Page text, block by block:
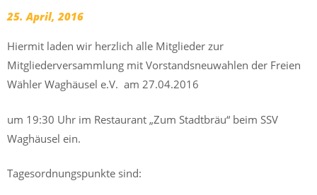
25. April, 2016
Hiermit laden wir herzlich alle Mitglieder zur
Mitgliederversammlung mit Vorstandsneuwahlen der Freien
Wähler Waghäusel e.V. am 27.04.2016
um 19:30 Uhr im Restaurant „Zum Stadtbräu“ beim SSV
Waghäusel ein.
Tagesordnungspunkte sind: